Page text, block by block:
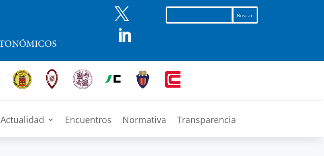


Actualidad Encuentros Normativa Transparencia